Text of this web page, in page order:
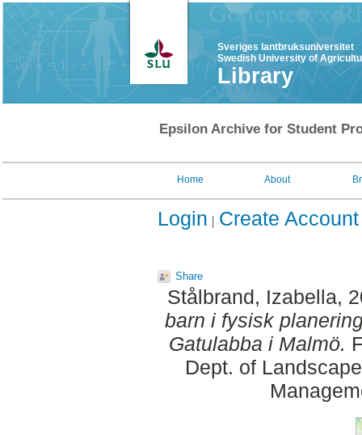
Sveriges lantbruksuniversitet
Swedish University of
Library
Epsilon Archive for Student
Home About
Login Create Account
Share
Stålbrand, Izabella,
barn i fysisk
Gatulabba i Malmö.
Dept. of